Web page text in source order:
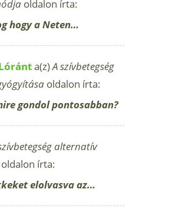
oldalon írta:
hogy a Neten…
a(z)A szívbetegség
oldalon írta:
gondol pontosabban?
alternatív
oldalon írta:
elolvasva az…